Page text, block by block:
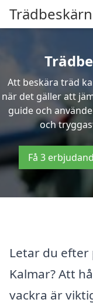
Att beskära träd
när det gäller att
guide och
och
Få 3
Letar du
Kalmar? Att
vackra är